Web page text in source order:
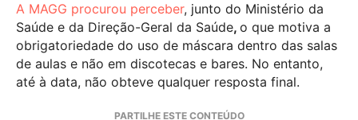
A MAGG procurou perceber, junto do Ministério da
Saúde e da Direção-Geral da Saúde, o que motiva a
obrigatoriedade do uso de máscara dentro das salas
de aulas e não em discotecas e bares. No entanto,
até à data, não obteve qualquer resposta final.